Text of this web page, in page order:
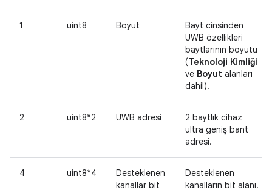
1 uint8 Boyut
Bayt cinsinden
UWB özellikleri
baytlarının boyutu
(Teknoloji Kimliği
ve Boyut alanları
dahil).
2 uint8*2 UWB adresi
2 baytlık cihaz
ultra geniş bant
adresi.
4 uint8*4
Desteklenen
kanallar bit
Desteklenen
kanalların bit alanı.